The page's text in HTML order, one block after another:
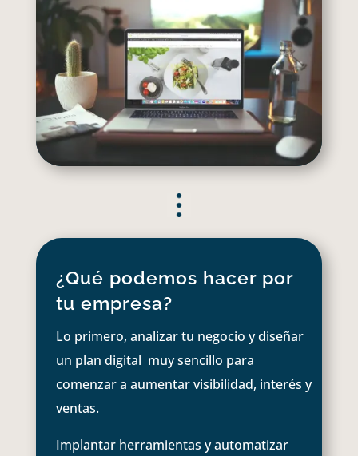
¿Qué podemos hacer por
tu empresa?
Lo primero, analizar tu negocio y diseñar
un plan digital muy sencillo para
comenzar a aumentar visibilidad, interés y
ventas.
Implantar herramientas y automatizar